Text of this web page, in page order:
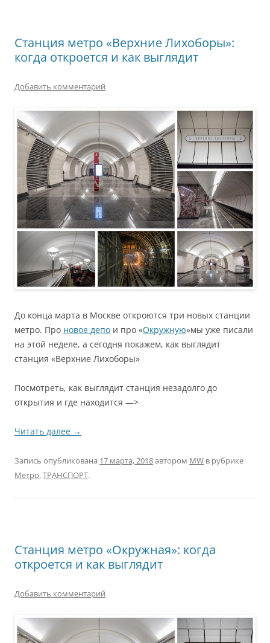
Станция метро «Верхние Лихоборы»:
когда откроется и как выглядит
Добавить комментарий
До конца марта в Москве откроются три новых станции
метро. Про новое депо и про «Окружную»мы уже писали
на этой неделе, а сегодня покажем, как выглядит
станция «Верхние Лихоборы»
Посмотреть, как выглядит станция незадолго до
открытия и где находится —>
Читать далее →
Запись опубликована 17 марта, 2018автором MW в рубрике
Метро,ТРАНСПОРТ.
Станция метро «Окружная»: когда
откроется и как выглядит
Добавить комментарий